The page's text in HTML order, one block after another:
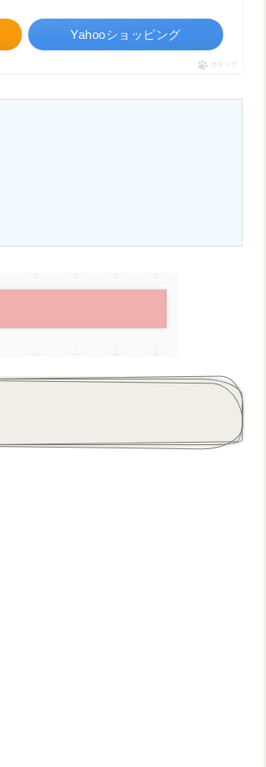
Yahooショッピング
ポチップ